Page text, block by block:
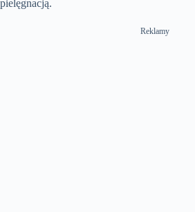
pielęgnacją.
Reklamy